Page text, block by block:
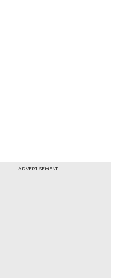
ADVERTISEMENT